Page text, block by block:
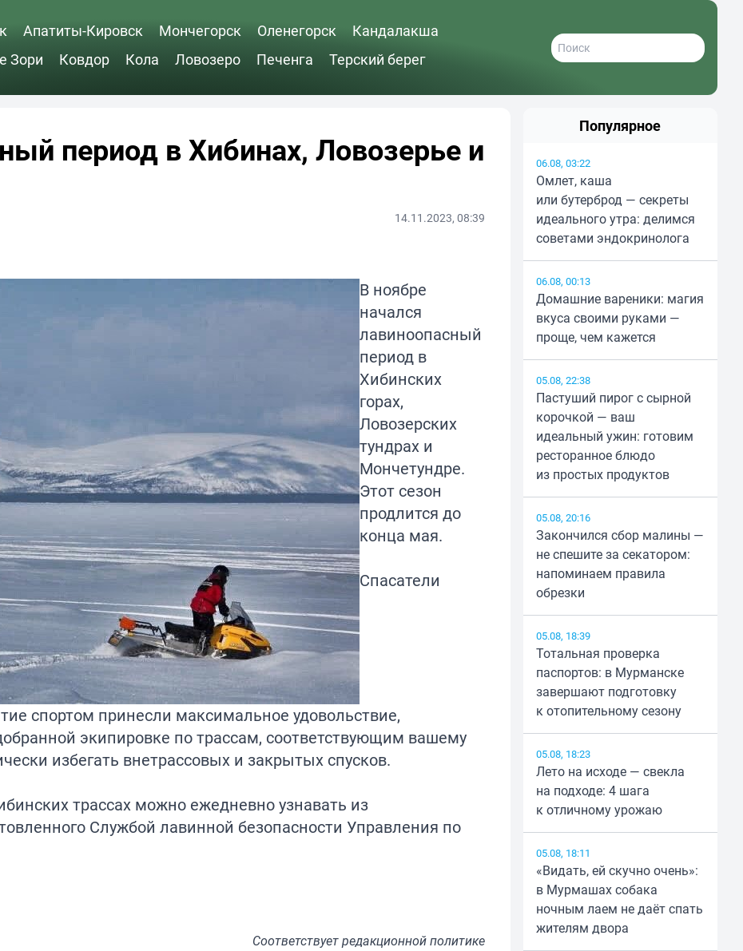
Апатиты-Кировск Мончегорск Оленегорск
Кандалакша
Зори
Ковдор Кола Ловозеро Печенга Терский берег
период в Хибинах, Ловозерье и
14.11.2023, 08:39
В ноябре
начался
лавиноопасный
период в
Хибинских
горах,
Ловозерских
тундрах и
Мончетундре.
Этот сезон
продлится до
конца мая.
Спасатели
спортом принесли максимальное удовольствие,
экипировке по трассам, соответствующим вашему
избегать внетрассовых и закрытых спусков.
трассах можно ежедневно узнавать из
Службой лавинной безопасности Управления по
Соответствуетредакционной политике
Популярное
06.08, 03:22
Омлет, каша
или бутерброд — секреты
идеального утра: делимся
советами эндокринолога
06.08, 00:13
Домашние вареники: магия
вкуса своими руками —
проще, чем кажется
05.08, 22:38
Пастуший пирог с сырной
корочкой — ваш
идеальный ужин: готовим
ресторанное блюдо
из простых продуктов
05.08, 20:16
Закончился сбор малины —
не спешите за секатором:
напоминаем правила
обрезки
05.08, 18:39
Тотальная проверка
паспортов: в Мурманске
завершают подготовку
к отопительному сезону
05.08, 18:23
Лето на исходе — свекла
на подходе: 4 шага
к отличному урожаю
05.08, 18:11
«Видать, ей скучно очень»:
в Мурмашах собака
ночным лаем не даёт спать
жителям двора